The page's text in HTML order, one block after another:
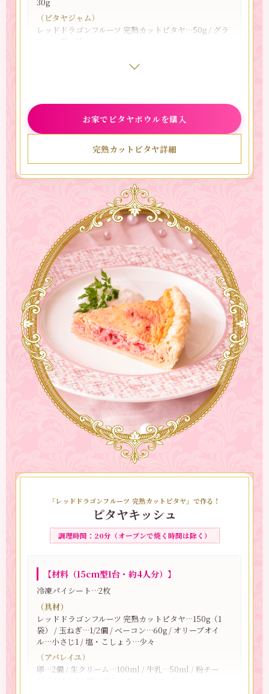
（ピタヤジャム）
レッドドラゴンフルーツ 完熟カットピタヤ…50g / グラ
ボウルに卵黄とグラニュー糖を加え、よく混ぜる。
薄力粉をふるいながら加えてさらに混ぜる。
3.
熱ボウルに移す。
4.
ラップをして、600Wのレンジで約1分加熱する。
5.
一度取り出してよく混ぜ、さらに600Wで約1分加
とろみがついたら粗熱をとり、冷蔵庫で冷やす。
（ピタヤクリーム）
ボウルに生クリームと砂糖を入れ、泡立て器で6分
立てになるまで泡立てる。
2.
半解凍した「お家でピタヤボウル」を加え、8分立
てになるまで泡立てたら、口金を入れた絞り袋に入
れる。
（ピタヤジャム）
1.
耐熱容器に「レッドドラゴンフルーツ 完熟カットピ
タヤ」と砂糖を入れて混ぜ合わせる。
2.
ラップをせずに、600Wのレンジで約2分加熱す
る。
3.
レンジから取り出してよく混ぜ、冷蔵庫で冷やす。
（ミルフィーユ）
オーブンシートを敷いた天板に、凍ったままの冷凍
パイシートを乗せ、200度に予熱したオーブンで約
オーブンから出し、上にもう一枚の天板を重ねて膨
らみを潰し、さらに約20分焼く。
3.
オーブンから出し、粉砂糖を全体にまぶしてオーブ
表面にこんがりとした焼き色がついたら、ケーキク
ーラーの上で粗熱をとる。
4辺を波刃包丁で切り落とし、1枚を4等分に切る。
まな板の上に5のパイを1枚置き、絞り袋に入れたカ
7.
う1枚パイを乗せる。
8.
ピタヤクリームを絞り、「レッドドラゴンフルーツ
完熟カットピタヤ」を適量乗せてミントを飾ったら
完成！
お家でピタヤボウルを購入
完熟カットピタヤ詳細
「レッドドラゴンフルーツ 完熟カットピタヤ」で作る！
ピタヤキッシュ
調理時間：20分（オーブンで焼く時間は除く）
【材料（15cm型1台・約4人分）】
冷凍パイシート…2枚
（具材）
レッドドラゴンフルーツ 完熟カットピタヤ…150g（1
袋） / 玉ねぎ…1/2個 / ベーコン…60g / オリーブオイ
ル…小さじ1 / 塩・こしょう…少々
（アパレイユ）
卵…2個 / 生クリーム…100ml / 牛乳…50ml / 粉チー